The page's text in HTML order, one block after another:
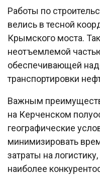
Работы по
велись в тесной
Крымского моста.
неотъемлемой
обеспечивающей
транспортировки
Важным
на Керченском
географические
минимизировать
затраты на
наиболее